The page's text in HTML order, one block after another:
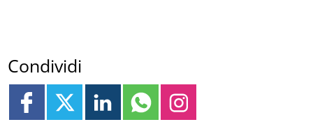
Condividi